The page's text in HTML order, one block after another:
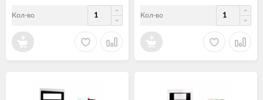
Кол-во Кол-во